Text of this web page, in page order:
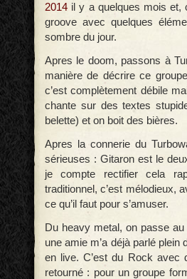
2014 il y a quelques mois et,
groove avec quelques
sombre du jour.
Apres le doom, passons à
manière de décrire ce
c’est complètement débile
chante sur des textes
belette) et on boit des bières.
Apres la connerie du
sérieuses : Gitaron est le
je compte rectifier cela
traditionnel, c’est mélodieux,
ce qu’il faut pour s’amuser.
Du heavy metal, on passe
une amie m’a déjà parlé plein
en live. C’est du Rock avec
retourné : pour un groupe